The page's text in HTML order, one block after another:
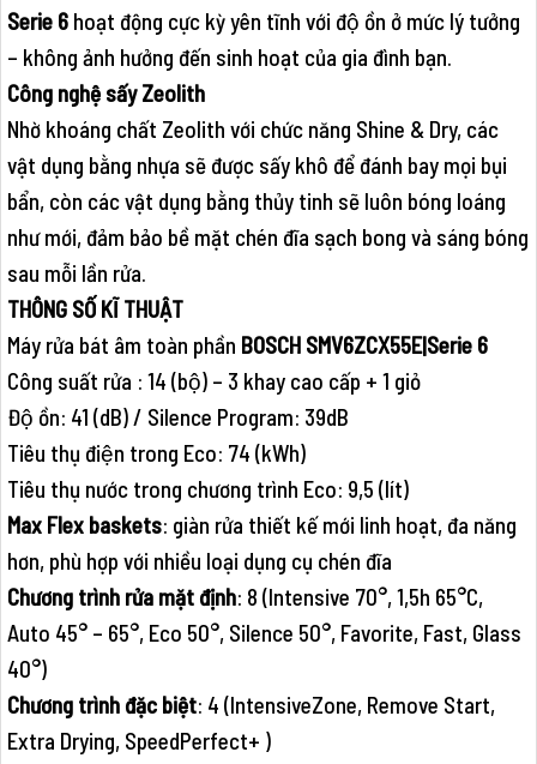
Serie 6 hoạt động cực kỳ yên tĩnh với độ ồn ở mức lý tưởng
– không ảnh hưởng đến sinh hoạt của gia đình bạn.
Công nghệ sấy Zeolith
Nhờ khoáng chất Zeolith với chức năng Shine & Dry, các
vật dụng bằng nhựa sẽ được sấy khô để đánh bay mọi bụi
bẩn, còn các vật dụng bằng thủy tinh sẽ luôn bóng loáng
như mới, đảm bảo bề mặt chén đĩa sạch bong và sáng bóng
sau mỗi lần rửa.
THÔNG SỐ KĨ THUẬT
Máy rửa bát âm toàn phần BOSCH SMV6ZCX55E|Serie 6
Công suất rửa : 14 (bộ) – 3 khay cao cấp + 1 giỏ
Độ ồn: 41 (dB) / Silence Program: 39dB
Tiêu thụ điện trong Eco: 74 (kWh)
Tiêu thụ nước trong chương trình Eco: 9,5 (lít)
Max Flex baskets: giàn rửa thiết kế mới linh hoạt, đa năng
hơn, phù hợp với nhiều loại dụng cụ chén đĩa
Chương trình rửa mặt định: 8 (Intensive 70°, 1,5h 65°C,
Auto 45° – 65°, Eco 50°, Silence 50°, Favorite, Fast, Glass
40°)
Chương trình đặc biệt: 4 (IntensiveZone, Remove Start,
Extra Drying, SpeedPerfect+ )